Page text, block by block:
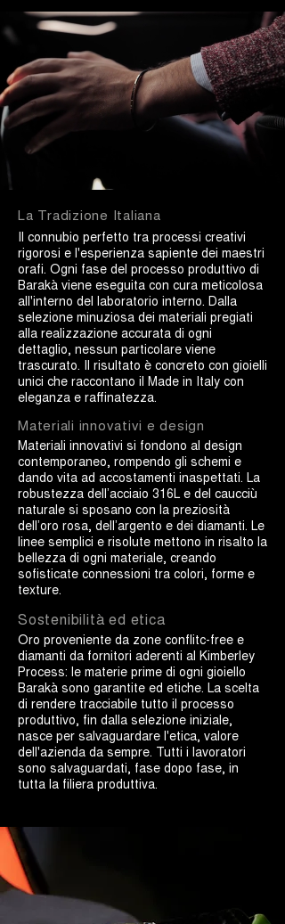
La Tradizione Italiana
Il connubio perfetto tra processi creativi
rigorosi e l'esperienza sapiente dei maestri
orafi. Ogni fase del processo produttivo di
Barakà viene eseguita con cura meticolosa
all'interno del laboratorio interno. Dalla
selezione minuziosa dei materiali pregiati
alla realizzazione accurata di ogni
dettaglio, nessun particolare viene
trascurato. Il risultato è concreto con gioielli
unici che raccontano il Made in Italy con
eleganza e raffinatezza.
Materiali innovativi e design
Materiali innovativi si fondono al design
contemporaneo, rompendo gli schemi e
dando vita ad accostamenti inaspettati. La
robustezza dell’acciaio 316L e del caucciù
naturale si sposano con la preziosità
dell’oro rosa, dell’argento e dei diamanti. Le
linee semplici e risolute mettono in risalto la
bellezza di ogni materiale, creando
sofisticate connessioni tra colori, forme e
texture.
Sostenibilità ed etica
Oro proveniente da zone conflitc-free e
diamanti da fornitori aderenti al Kimberley
Process: le materie prime di ogni gioiello
Barakà sono garantite ed etiche. La scelta
di rendere tracciabile tutto il processo
produttivo, fin dalla selezione iniziale,
nasce per salvaguardare l'etica, valore
dell'azienda da sempre. Tutti i lavoratori
sono salvaguardati, fase dopo fase, in
tutta la filiera produttiva.